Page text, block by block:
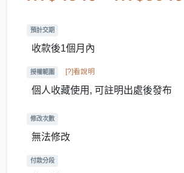
預計交期
收款後1個月內
授權範圍 [?]看說明
個人收藏使用, 可註明出處後發布
修改次數
無法修改
付款分段